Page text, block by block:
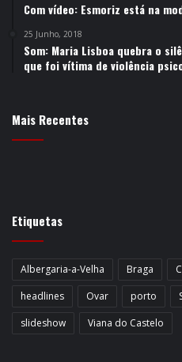
Com vídeo: Esmoriz está na
25 Junho, 2018
Som: Maria Lisboa quebra o
que foi vítima de violência
Mais Recentes
Etiquetas
Albergaria-a-Velha Braga
headlines
Ovar porto
slideshow
Viana do Castelo